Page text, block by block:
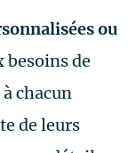
ou
besoins de
chacun
de leurs